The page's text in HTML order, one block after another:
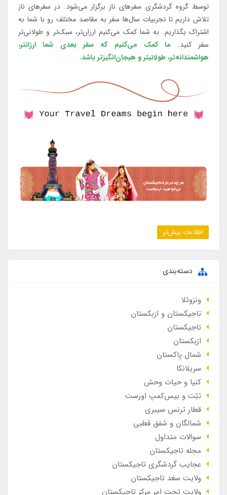
توسط گروه گردشگری سفرهای ناز برگزار می‌شود. در سفرهای ناز
تلاش داریم تا تجربیات سال‌ها سفر به مقاصد مختلف رو با شما به
اشتراک بگذاریم. به شما کمک می‌کنیم ارزان‌تر، سبک‌تر و طولانی‌تر
سفر کنید. ما کمک می‌کنیم که سفر بعدی شما ارزانتر،
هواشمندانه‌تر، طولانی‎تر و هیجان‌انگیزتر باشد.
اطلاعات بیش‌تر
دسته‌بندی
ونزوئلا
تاجیکستان و ازبکستان
تاجیکستان
ازبکستان
شمال پاکستان
سریلانکا
کنیا و حیات وحش
تبّت و بیس‌کمپ اورست
قطار ترنس سیبری
شمالگان و شفق قطبی
سوالات متداول
مجله تاجیکستان
عجایب گردشگری تاجیکستان
ولایت سغد تاجیکستان
ولایت تحت امر مرکز تاجیکستان